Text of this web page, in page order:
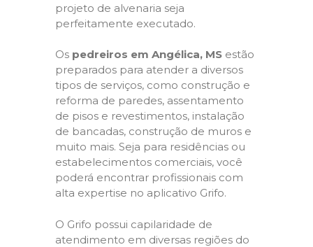
projeto de alvenaria seja
perfeitamente executado.
Os pedreiros em Angélica, MS estão
preparados para atender a diversos
tipos de serviços, como construção e
reforma de paredes, assentamento
de pisos e revestimentos, instalação
de bancadas, construção de muros e
muito mais. Seja para residências ou
estabelecimentos comerciais, você
poderá encontrar profissionais com
alta expertise no aplicativo Grifo.
O Grifo possui capilaridade de
atendimento em diversas regiões do